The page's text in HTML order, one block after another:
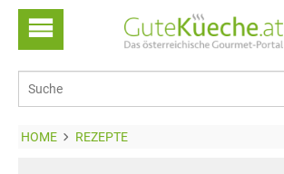
HOME REZEPTE